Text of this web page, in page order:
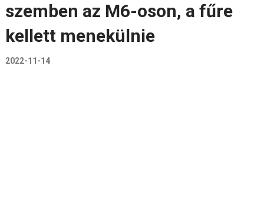
szemben az M6-oson, a fűre
kellett menekülnie
2022-11-14